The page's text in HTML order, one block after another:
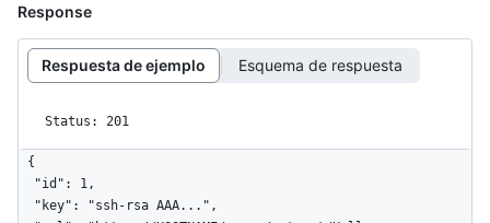
Response
Respuesta de ejemplo Esquema de respuesta
Status: 201
{